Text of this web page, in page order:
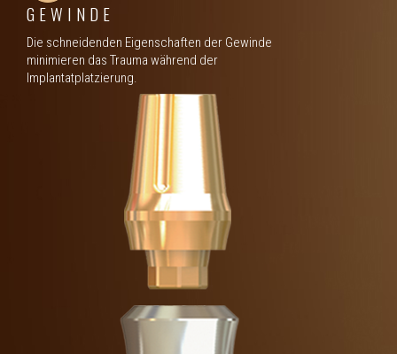
GEWINDE
Die schneidenden Eigenschaften der Gewinde
minimieren das Trauma während der
Implantatplatzierung.